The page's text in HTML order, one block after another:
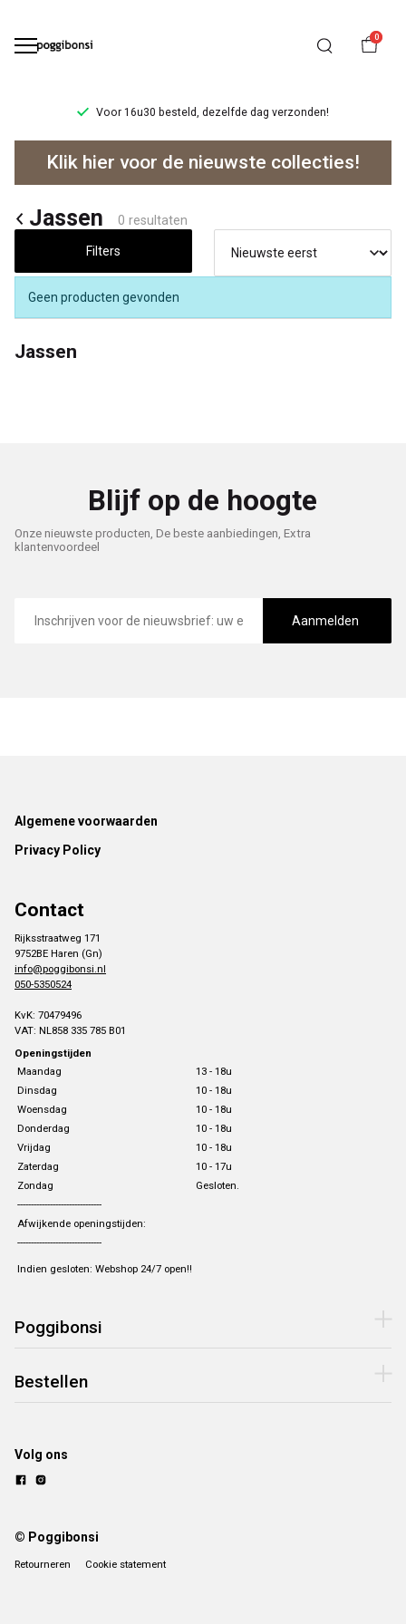
0
Voor 16u30 besteld, dezelfde dag verzonden!
Jassen
Poggibonsi
Klik hier voor de nieuwste collecties!
Jassen 0 resultaten
Filters
Geen producten gevonden
Jassen
Blijf op de hoogte
Onze nieuwste producten, De beste aanbiedingen, Extra
klantenvoordeel
mailadres
Aanmelden
Footer
Algemene voorwaarden
Privacy Policy
Contact
Rijksstraatweg 171
9752BE Haren (Gn)
info@poggibonsi.nl
050-5350524
KvK: 70479496
VAT: NL858 335 785 B01
Openingstijden
Maandag
13 - 18u
Dinsdag
10 - 18u
Woensdag
10 - 18u
Donderdag
10 - 18u
Vrijdag
10 - 18u
Zaterdag
10 - 17u
Zondag
Gesloten.
-------------------------------
Afwijkende openingstijden:
-------------------------------
Indien gesloten: Webshop 24/7 open!!
Poggibonsi
Bestellen
Volg ons
© Poggibonsi
Retourneren Cookie statement